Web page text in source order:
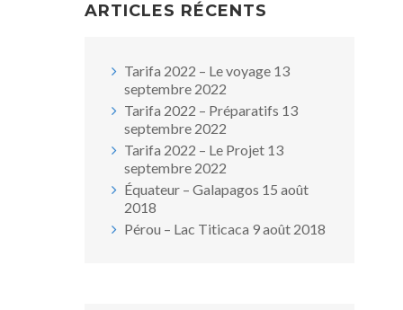
ARTICLES RÉCENTS
Tarifa 2022 – Le voyage 13
septembre 2022
Tarifa 2022 – Préparatifs 13
septembre 2022
Tarifa 2022 – Le Projet 13
septembre 2022
Équateur – Galapagos 15 août
2018
Pérou – Lac Titicaca 9 août 2018